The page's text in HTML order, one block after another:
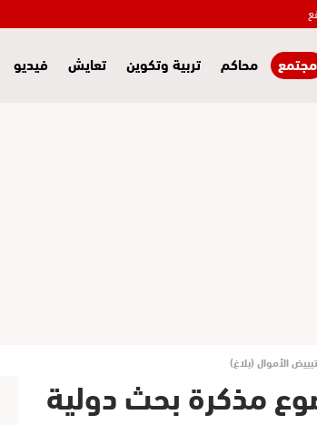
مجتمع محاكم تربية وتكوين تعايش فيديو
الأموال (بلاغ)
مذكرة بحث دولية